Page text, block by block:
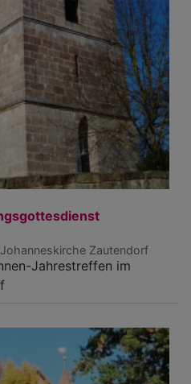
Johanneskirche Zautendorf
Jahrestreffen im